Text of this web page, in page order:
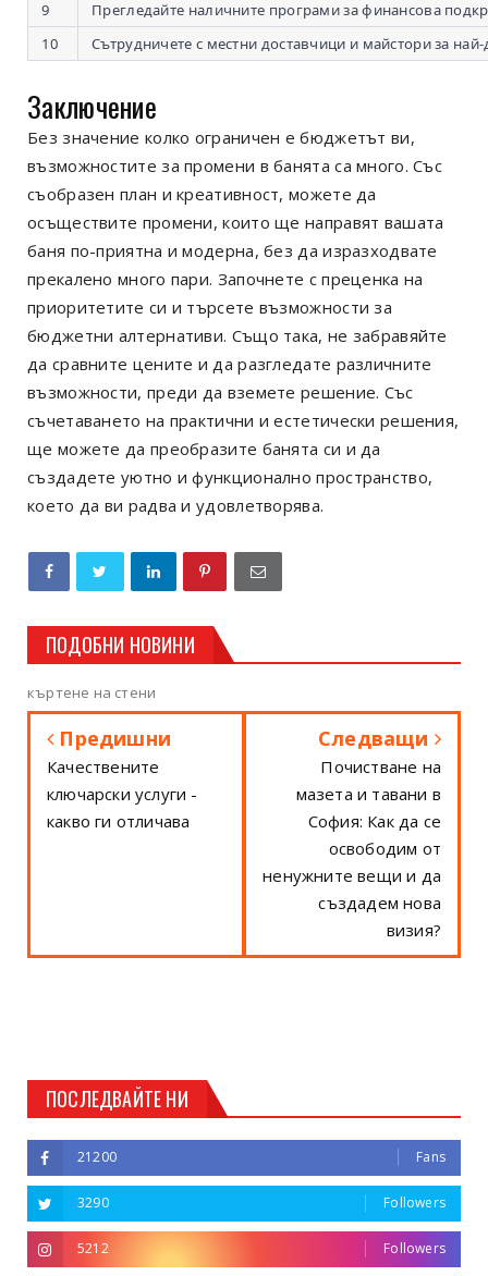
9
Прегледайте наличните програми за финансова
10
Сътрудничете с местни доставчици и майстори за
Заключение
Без значение колко ограничен е бюджетът ви,
възможностите за промени в банята са много. Със
съобразен план и креативност, можете да
осъществите промени, които ще направят вашата
баня по-приятна и модерна, без да изразходвате
прекалено много пари. Започнете с преценка на
приоритетите си и търсете възможности за
бюджетни алтернативи. Също така, не забравяйте
да сравните цените и да разгледате различните
възможности, преди да вземете решение. Със
съчетаването на практични и естетически решения,
ще можете да преобразите банята си и да
създадете уютно и функционално пространство,
което да ви радва и удовлетворява.
ПОДОБНИ НОВИНИ
къртене на стени
Предишни
Качествените
ключарски услуги -
какво ги отличава
Следващи
Почистване на
мазета и тавани в
София: Как да се
освободим от
ненужните вещи и да
създадем нова
визия?
ПОСЛЕДВАЙТЕ НИ
21200 Fans
3290 Followers
5212 Followers